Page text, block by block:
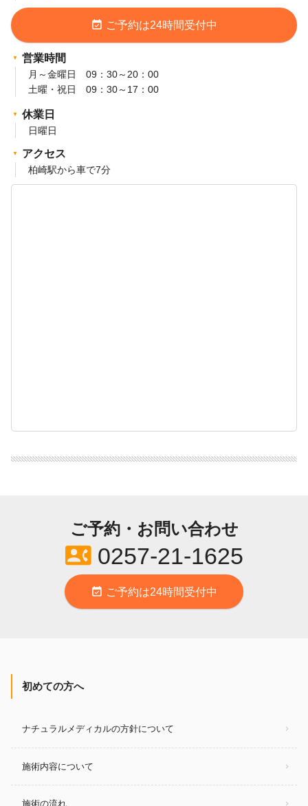
event_available ご予約は24時間受付中
営業時間
月～金曜日 09：30～20：00
土曜・祝日 09：30～17：00
休業日
日曜日
アクセス
柏崎駅から車で7分
ご予約・お問い合わせ
contact_phone0257-21-1625
event_available ご予約は24時間受付中
初めての方へ
ナチュラルメディカルの方針について
施術内容について
施術の流れ